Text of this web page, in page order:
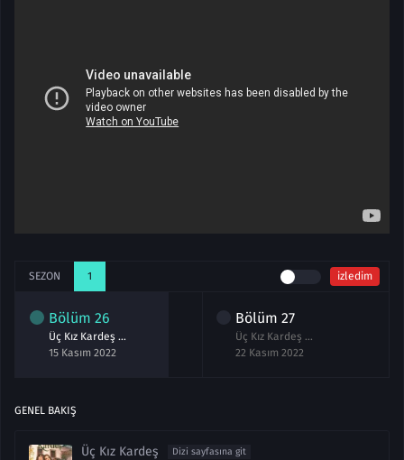
SEZON 1 izledim
Bölüm 26
Üç Kız Kardeş 26.Bölüm izle Full
15 Kasım 2022
Bölüm 27
Üç Kız Kardeş 27.Bölüm izle
22 Kasım 2022
GENEL BAKIŞ
Üç Kız Kardeş Dizi sayfasına git